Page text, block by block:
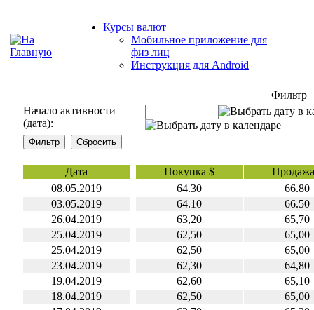
Курсы валют
Мобильное приложение для
физ лиц
Инструкция для Android
Фильтр
Начало активности
(дата):
Дата Покупка $
08.05.2019
64.30
66.80
03.05.2019
64.10
66.50
26.04.2019
63,20
65,70
25.04.2019
62,50
65,00
25.04.2019
62,50
65,00
23.04.2019
62,30
64,80
19.04.2019
62,60
65,10
18.04.2019
62,50
65,00